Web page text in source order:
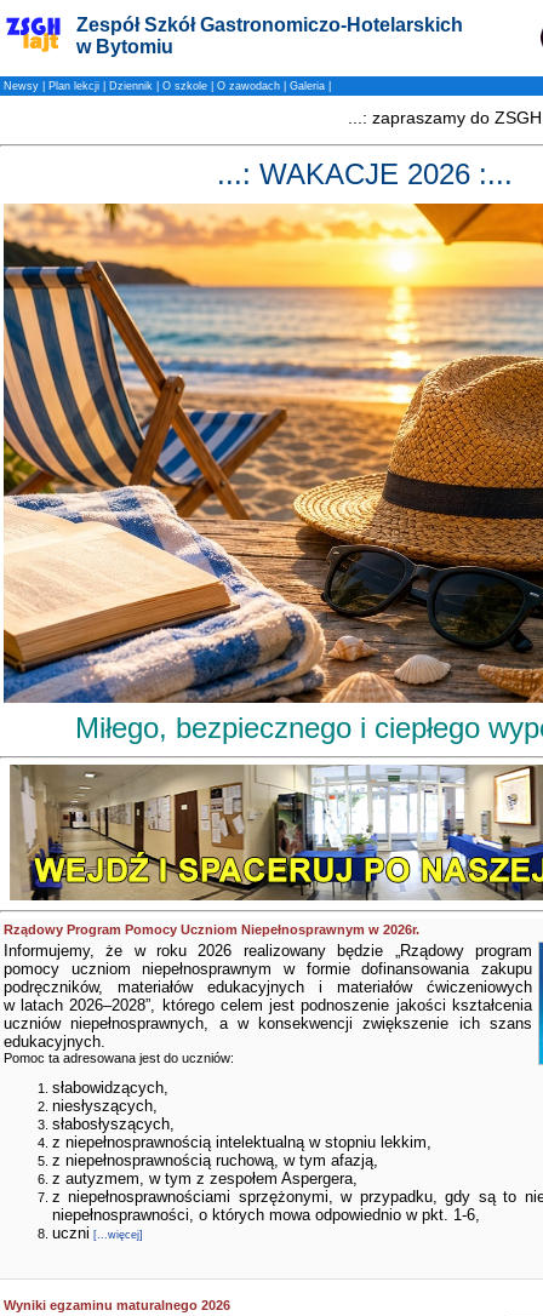
Zespół Szkół Gastronomiczo-Hotelarskich
w Bytomiu
Newsy Plan lekcji Dziennik O szkole O zawodach Galeria
...: WAKACJE 2026 :...
Miłego, bezpiecznego i ciepłego
Rządowy Program Pomocy Uczniom Niepełnosprawnym w 2026r.
Informujemy, że w roku 2026 realizowany będzie „Rządowy program
pomocy uczniom niepełnosprawnym w formie dofinansowania zakupu
podręczników, materiałów edukacyjnych i materiałów ćwiczeniowych
w latach 2026–2028”, którego celem jest podnoszenie jakości kształcenia
uczniów niepełnosprawnych, a w konsekwencji zwiększenie ich szans
edukacyjnych.
Pomoc ta adresowana jest do uczniów:
słabowidzących,
niesłyszących,
słabosłyszących,
z niepełnosprawnością intelektualną w stopniu lekkim,
z niepełnosprawnością ruchową, w tym afazją,
z autyzmem, w tym z zespołem Aspergera,
z niepełnosprawnościami sprzężonymi, w przypadku, gdy są to
niepełnosprawności, o których mowa odpowiednio w pkt. 1-6,
uczni [...więcej]
Wyniki egzaminu maturalnego 2026